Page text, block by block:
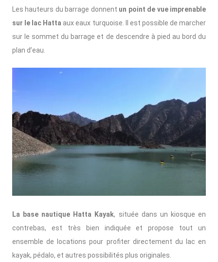
Les hauteurs du barrage donnent un point de vue imprenable
sur le lac Hatta aux eaux turquoise. Il est possible de marcher
sur le sommet du barrage et de descendre à pied au bord du
plan d’eau.
La base nautique Hatta Kayak, située dans un kiosque en
contrebas, est très bien indiquée et propose tout un
ensemble de locations pour profiter directement du lac en
kayak, pédalo, et autres possibilités plus originales.